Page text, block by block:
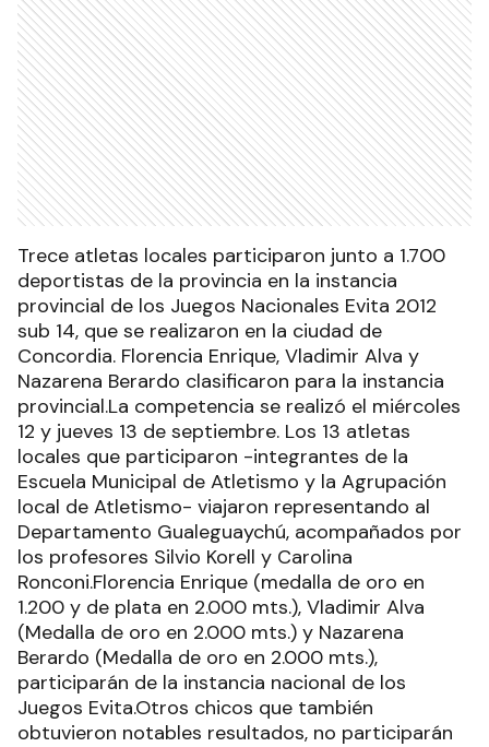
Trece atletas locales participaron junto a 1.700
deportistas de la provincia en la instancia
provincial de los Juegos Nacionales Evita 2012
sub 14, que se realizaron en la ciudad de
Concordia. Florencia Enrique, Vladimir Alva y
Nazarena Berardo clasificaron para la instancia
provincial.La competencia se realizó el miércoles
12 y jueves 13 de septiembre. Los 13 atletas
locales que participaron -integrantes de la
Escuela Municipal de Atletismo y la Agrupación
local de Atletismo- viajaron representando al
Departamento Gualeguaychú, acompañados por
los profesores Silvio Korell y Carolina
Ronconi.Florencia Enrique (medalla de oro en
1.200 y de plata en 2.000 mts.), Vladimir Alva
(Medalla de oro en 2.000 mts.) y Nazarena
Berardo (Medalla de oro en 2.000 mts.),
participarán de la instancia nacional de los
Juegos Evita.Otros chicos que también
obtuvieron notables resultados, no participarán